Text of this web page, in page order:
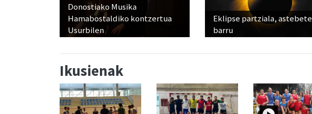
Donostiako Musika
Hamabostaldiko kontzertua
Usurbilen
Eklipse partziala, astebete
barru
Ikusienak